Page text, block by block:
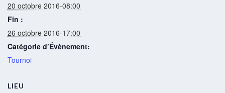
20 octobre 2016-08:00
Fin :
26 octobre 2016-17:00
Catégorie d’Évènement:
Tournoi
LIEU